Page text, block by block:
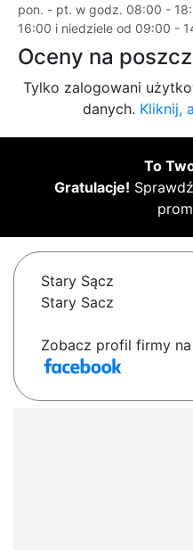
pon. - pt. w godz. 08:00 -
16:00 i niedziele od 09:00 -
Oceny na
Tylko zalogowani
danych. Kliknij,
To
Gratulacje!
Stary Sącz
Stary Sacz
Zobacz profil firmy na